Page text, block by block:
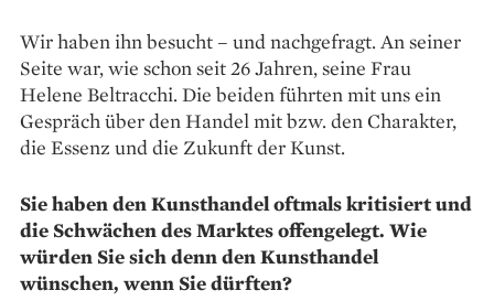
Wir haben ihn besucht – und nachgefragt. An seiner
Seite war, wie schon seit 26 Jahren, seine Frau
Helene Beltracchi. Die beiden führten mit uns ein
Gespräch über den Handel mit bzw. den Charakter,
die Essenz und die Zukunft der Kunst.
Sie haben den Kunsthandel oftmals kritisiert und
die Schwächen des Marktes offengelegt. Wie
würden Sie sich denn den Kunsthandel
wünschen, wenn Sie dürften?